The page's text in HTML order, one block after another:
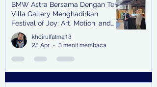
BMW Astra Bersama Dengan Teh
Villa Gallery Menghadirkan
Festival of Joy: Art, Motion, and
Scent
khoirulfatma13
25 Apr
3 menit membaca